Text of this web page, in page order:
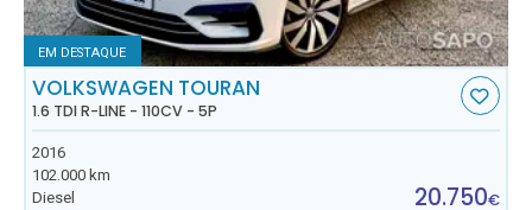
EM DESTAQUE
VOLKSWAGEN TOURAN
1.6 TDI R-LINE - 110CV - 5P
2016
102.000 km
Diesel
20.750€